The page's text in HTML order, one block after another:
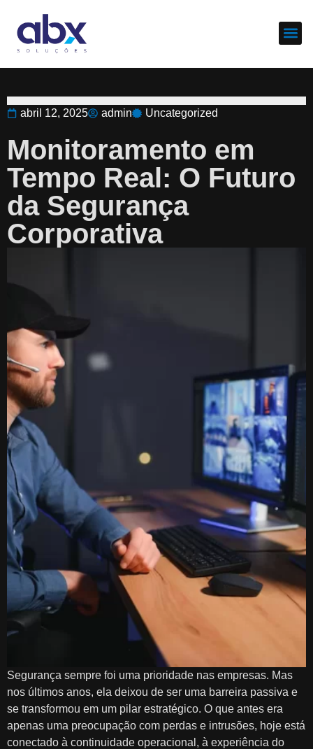
abril 12, 2025 admin Uncategorized
Monitoramento em
Tempo Real: O Futuro
da Segurança
Corporativa
Segurança sempre foi uma prioridade nas empresas. Mas
nos últimos anos, ela deixou de ser uma barreira passiva e
se transformou em um pilar estratégico. O que antes era
apenas uma preocupação com perdas e intrusões, hoje está
conectado à continuidade operacional, à experiência do